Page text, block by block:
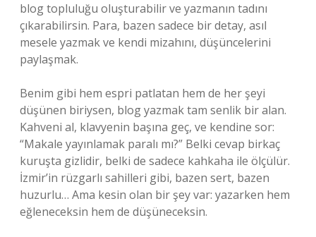
blog topluluğu oluşturabilir ve yazmanın tadını
çıkarabilirsin. Para, bazen sadece bir detay, asıl
mesele yazmak ve kendi mizahını, düşüncelerini
paylaşmak.
Benim gibi hem espri patlatan hem de her şeyi
düşünen biriysen, blog yazmak tam senlik bir alan.
Kahveni al, klavyenin başına geç, ve kendine sor:
“Makale yayınlamak paralı mı?” Belki cevap birkaç
kuruşta gizlidir, belki de sadece kahkaha ile ölçülür.
İzmir’in rüzgarlı sahilleri gibi, bazen sert, bazen
huzurlu… Ama kesin olan bir şey var: yazarken hem
eğleneceksin hem de düşüneceksin.